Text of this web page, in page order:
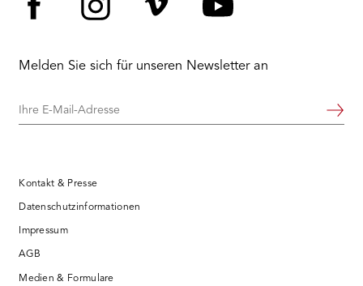
Melden Sie sich für unseren Newsletter an
Ihre
Weiter
Kontakt & Presse
Datenschutzinformationen
Impressum
AGB
Medien & Formulare